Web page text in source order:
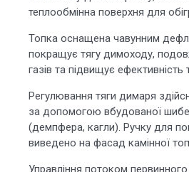
теплообмінна поверхня для
Топка оснащена чавунним
покращує тягу димоходу,
газів та підвищує ефективність
Регулювання тяги димаря
за допомогою вбудованої
(демпфера, кагли). Ручку для
виведено на фасад камінної
Управління потоком первинного